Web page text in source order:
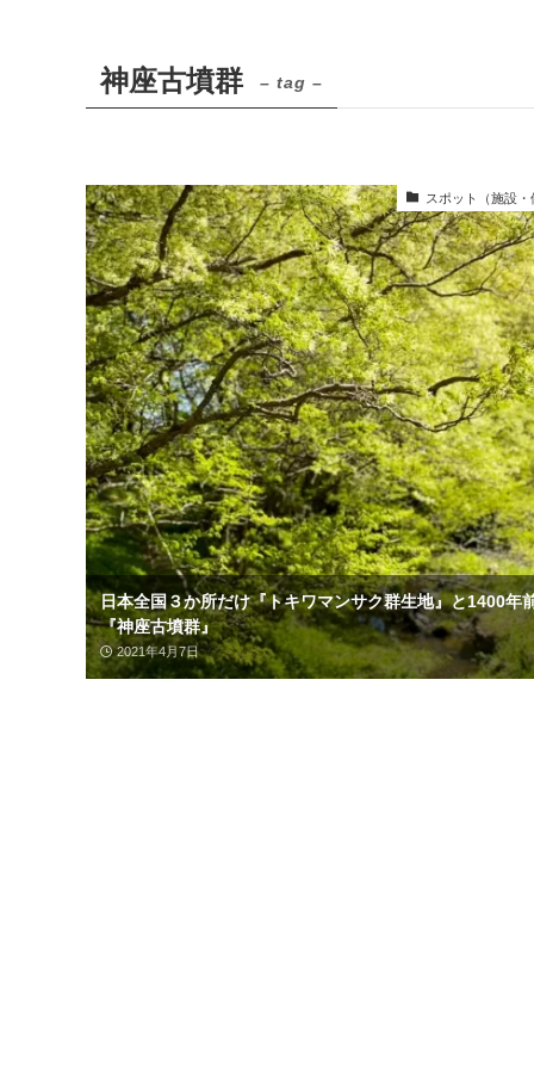
神座古墳群 – tag –
スポット（施設・
日本全国３か所だけ『トキワマンサク群生地』と1400年
『神座古墳群』
2021年4月7日